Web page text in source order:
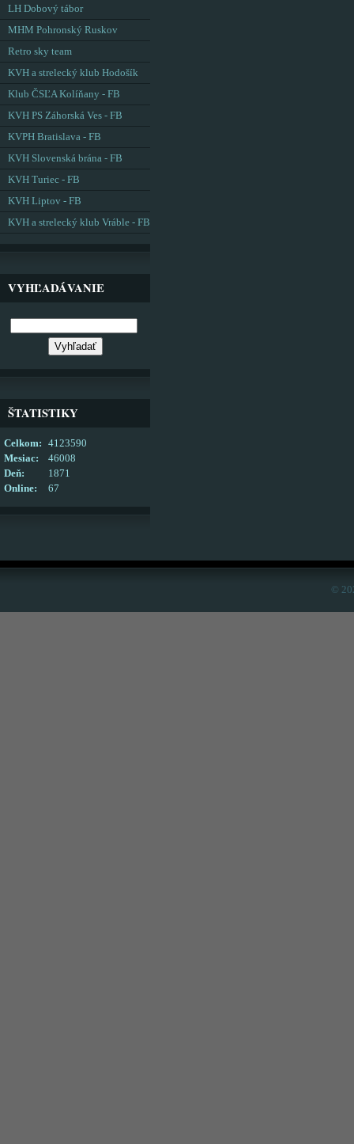
LH Dobový tábor
MHM Pohronský Ruskov
Retro sky team
KVH a strelecký klub Hodošík
Klub ČSĽA Kolíňany - FB
KVH PS Záhorská Ves - FB
KVPH Bratislava - FB
KVH Slovenská brána - FB
KVH Turiec - FB
KVH Liptov - FB
KVH a strelecký klub Vráble - FB
VYHĽADÁVANIE
ŠTATISTIKY
Online: 67
Celkom:
4123590
Mesiac:
46008
Deň:
1871
©